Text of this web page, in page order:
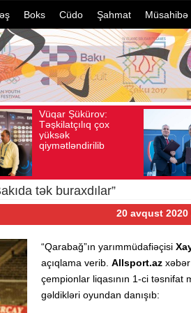
Boks Cüdo Şahmat Müsahibə
2 milyonluq sözləşmə
Baxış sayı: 80
Avqust 04, 2026
tək buraxdılar”
20 avqust 2020
“Qarabağ”ın yarımmüdafiəçisi
açıqlama verib. Allsport.az
çempionlar liqasının 1-ci təsnifat
gəldikləri oyundan danışıb: